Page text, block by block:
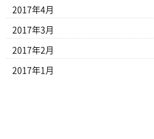
2017年4月
2017年3月
2017年2月
2017年1月